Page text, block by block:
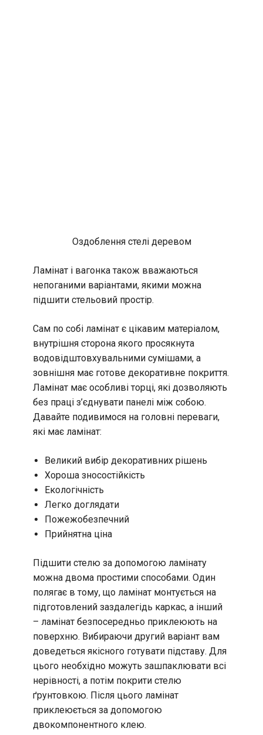
Оздоблення стелі деревом
Ламінат і вагонка також вважаються
непоганими варіантами, якими можна
підшити стельовий простір.
Сам по собі ламінат є цікавим матеріалом,
внутрішня сторона якого просякнута
водовідштовхувальними сумішами, а
зовнішня має готове декоративне покриття.
Ламінат має особливі торці, які дозволяють
без праці з’єднувати панелі між собою.
Давайте подивимося на головні переваги,
які має ламінат:
Великий вибір декоративних рішень
Хороша зносостійкість
Екологічність
Легко доглядати
Пожежобезпечний
Прийнятна ціна
Підшити стелю за допомогою ламінату
можна двома простими способами. Один
полягає в тому, що ламінат монтується на
підготовлений заздалегідь каркас, а інший
– ламінат безпосередньо приклеюють на
поверхню. Вибираючи другий варіант вам
доведеться якісного готувати підставу. Для
цього необхідно можуть зашпаклювати всі
нерівності, а потім покрити стелю
ґрунтовкою. Після цього ламінат
приклеюється за допомогою
двокомпонентного клею.